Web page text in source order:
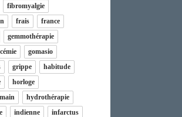
fibromyalgie
frais
france
gemmothérapie
gomasio
grippe
habitude
horloge
hydrothérapie
indienne
infarctus